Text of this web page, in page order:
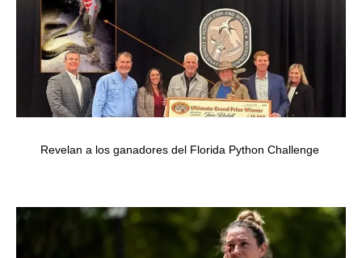
Revelan a los ganadores del Florida Python Challenge